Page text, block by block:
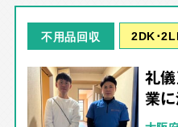
不用品回収 2DK･
礼
業に